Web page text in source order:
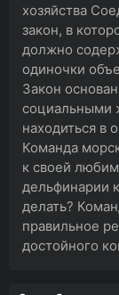
хозяйства
закон, в
должно
одиночки
Закон
социальными
находиться в
Команда
к своей
дельфинарии
делать?
правильное
достойного